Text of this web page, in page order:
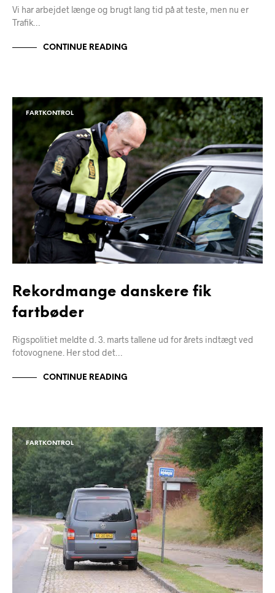
Vi har arbejdet længe og brugt lang tid på at teste, men nu er
Trafik…
CONTINUE READING
FARTKONTROL
Rekordmange danskere fik
fartbøder
Rigspolitiet meldte d. 3. marts tallene ud for årets indtægt ved
fotovognene. Her stod det…
CONTINUE READING
FARTKONTROL